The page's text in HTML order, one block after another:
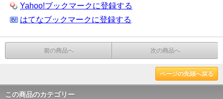
Yahoo!ブックマークに登録する
はてなブックマークに登録する
前の商品へ 次の商品へ
ページの先頭へ戻る
この商品のカテゴリー